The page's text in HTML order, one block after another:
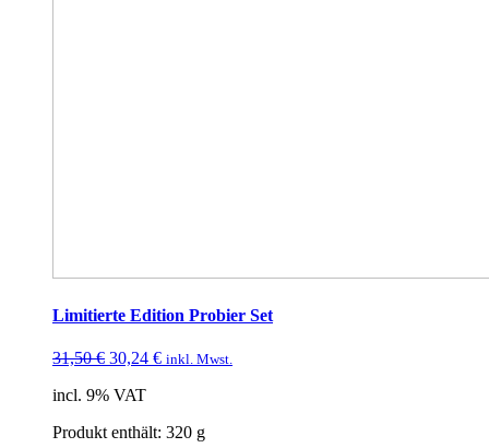
Limitierte Edition Probier Set
31,50€ 30,24 € inkl. Mwst.
incl. 9% VAT
Produkt enthält: 320 g